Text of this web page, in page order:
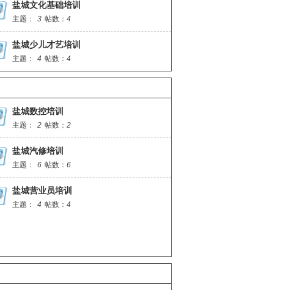
盐城文化基础培训
主题： 3 帖数： 4
盐城少儿才艺培训
主题： 4 帖数： 4
盐城数控培训
主题： 2 帖数： 2
盐城汽修培训
主题： 6 帖数： 6
盐城营业员培训
主题： 4 帖数： 4